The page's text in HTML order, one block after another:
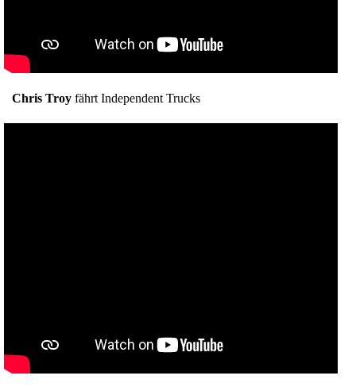
Chris Troy fährt Independent Trucks